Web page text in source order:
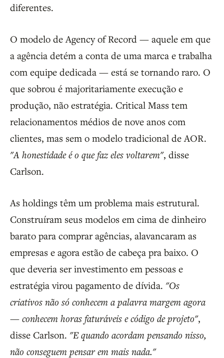
diferentes.
O modelo de Agency of Record — aquele em que
a agência detém a conta de uma marca e trabalha
com equipe dedicada — está se tornando raro. O
que sobrou é majoritariamente execução e
produção, não estratégia. Critical Mass tem
relacionamentos médios de nove anos com
clientes, mas sem o modelo tradicional de AOR.
"A honestidade é o que faz eles voltarem", disse
Carlson.
As holdings têm um problema mais estrutural.
Construíram seus modelos em cima de dinheiro
barato para comprar agências, alavancaram as
empresas e agora estão de cabeça pra baixo. O
que deveria ser investimento em pessoas e
estratégia virou pagamento de dívida. "Os
criativos não só conhecem a palavra margem agora
— conhecem horas faturáveis e código de projeto",
disse Carlson. "E quando acordam pensando nisso,
não conseguem pensar em mais nada."